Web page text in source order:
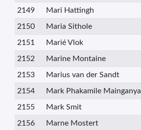
2149 Mari Hattingh
2150 Maria Sithole
2151 Marié Vlok
2152 Marine Montaine
2153 Marius van der Sandt
2154 Mark Phakamile Mainganya
2155 Mark Smit
2156 Marne Mostert